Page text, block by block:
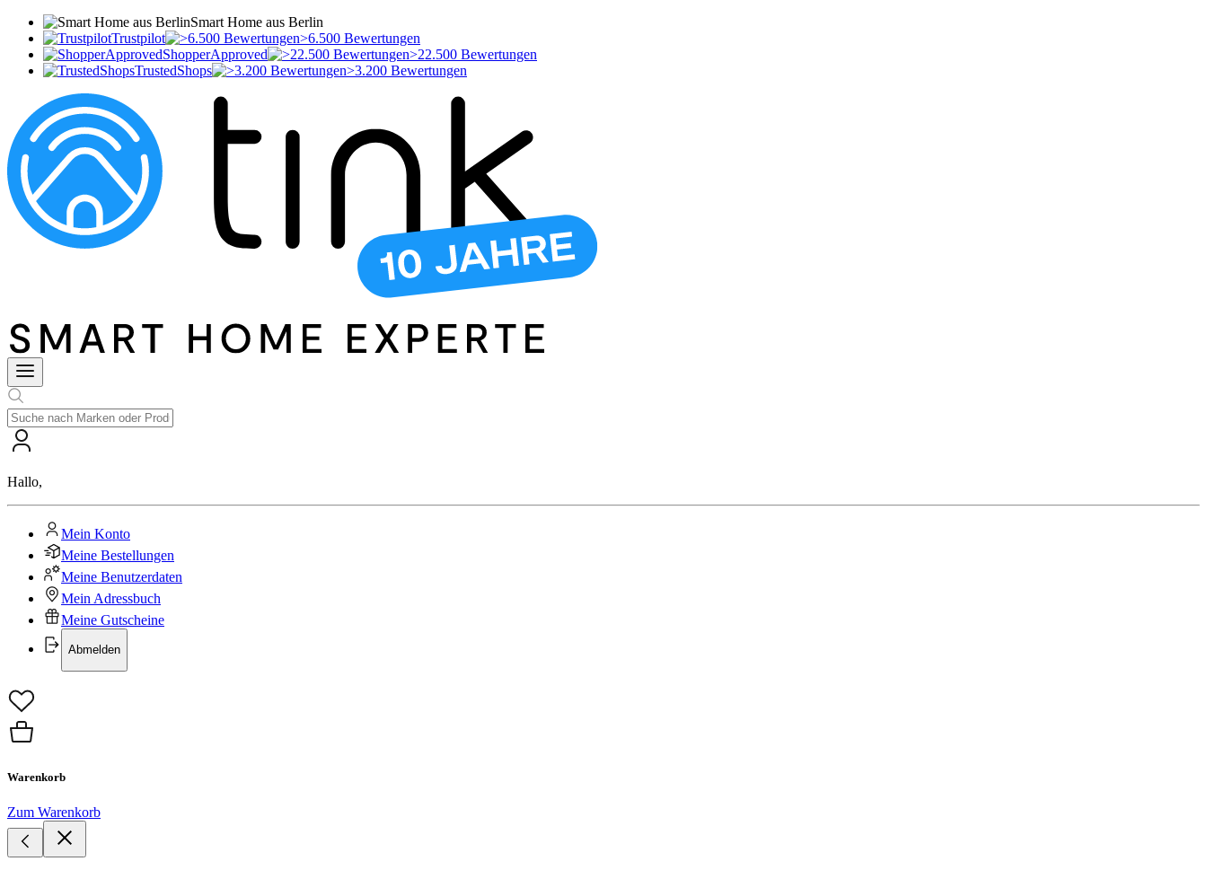
Smart Home aus Berlin
Trustpilot
>6.500 Bewertungen
ShopperApproved
>22.500 Bewertungen
TrustedShops
>3.200 Bewertungen
Hallo,
Mein Konto
Meine Bestellungen
Meine Benutzerdaten
Mein Adressbuch
Meine Gutscheine
Abmelden
Warenkorb
Zum Warenkorb